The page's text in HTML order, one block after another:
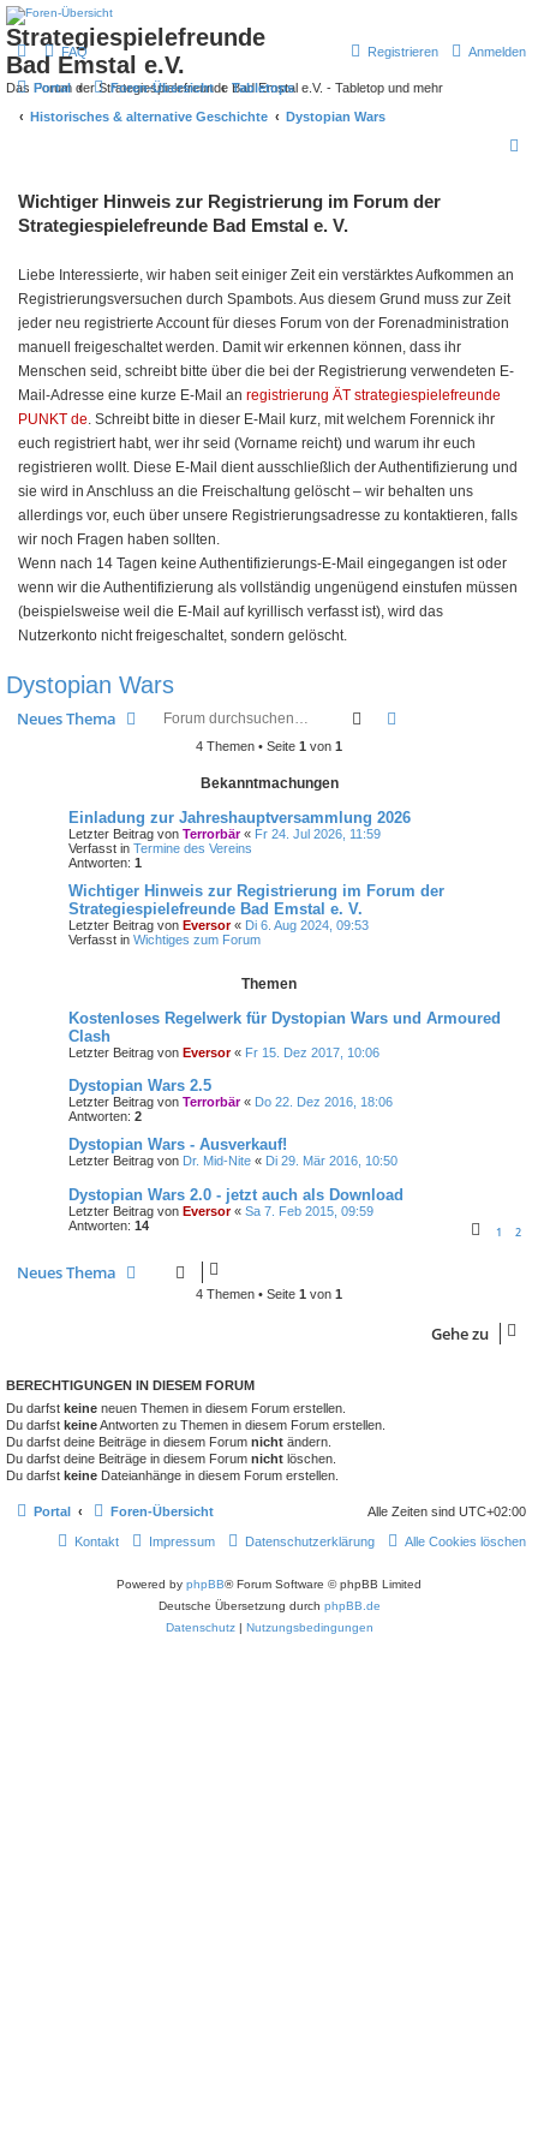
Strategiespielefreunde
Bad Emstal e.V.
Das Forum der Strategiespielefreunde Bad Emstal e.V. - Tabletop und mehr
FAQ Anmelden
Registrieren
Portal Foren-Übersicht
Tabletops
Historisches & alternative Geschichte
Dystopian Wars
Wichtiger Hinweis zur Registrierung im Forum der
Strategiespielefreunde Bad Emstal e. V.
Liebe Interessierte, wir haben seit einiger Zeit ein verstärktes Aufkommen an
Registrierungsversuchen durch Spambots. Aus diesem Grund muss zur Zeit
jeder neu registrierte Account für dieses Forum von der Forenadministration
manuell freigeschaltet werden. Damit wir erkennen können, dass ihr
Menschen seid, schreibt bitte über die bei der Registrierung verwendeten E-
Mail-Adresse eine kurze E-Mail an registrierung ÄT strategiespielefreunde
PUNKT de. Schreibt bitte in dieser E-Mail kurz, mit welchem Forennick ihr
euch registriert habt, wer ihr seid (Vorname reicht) und warum ihr euch
registrieren wollt. Diese E-Mail dient ausschließlich der Authentifizierung und
sie wird in Anschluss an die Freischaltung gelöscht – wir behalten uns
allerdings vor, euch über unsere Registrierungsadresse zu kontaktieren, falls
wir noch Fragen haben sollten.
Wenn nach 14 Tagen keine Authentifizierungs-E-Mail eingegangen ist oder
wenn wir die Authentifizierung als vollständig ungenügend einstufen müssen
(beispielsweise weil die E-Mail auf kyrillisch verfasst ist), wird das
Nutzerkonto nicht freigeschaltet, sondern gelöscht.
Dystopian Wars
Neues Thema Suche
4 Themen • Seite 1 von 1
Bekanntmachungen
Einladung zur Jahreshauptversammlung 2026
Letzter Beitrag von Terrorbär« Fr 24. Jul 2026, 11:59
Verfasst in Termine des Vereins
Antworten: 1
Wichtiger Hinweis zur Registrierung im Forum der
Strategiespielefreunde Bad Emstal e. V.
Letzter Beitrag von Eversor« Di 6. Aug 2024, 09:53
Verfasst in Wichtiges zum Forum
Themen
Kostenloses Regelwerk für Dystopian Wars und Armoured
Clash
Letzter Beitrag von Eversor« Fr 15. Dez 2017, 10:06
Dystopian Wars 2.5
Letzter Beitrag von Terrorbär« Do 22. Dez 2016, 18:06
Antworten: 2
Dystopian Wars - Ausverkauf!
Letzter Beitrag von Dr. Mid-Nite « Di 29. Mär 2016, 10:50
Dystopian Wars 2.0 - jetzt auch als Download
Letzter Beitrag von Eversor« Sa 7. Feb 2015, 09:59
Antworten: 14 1 2
Neues Thema
4 Themen • Seite 1 von 1
Gehe zu
BERECHTIGUNGEN IN DIESEM FORUM
Du darfst keine neuen Themen in diesem Forum erstellen.
Du darfst keineAntworten zu Themen in diesem Forum erstellen.
Du darfst deine Beiträge in diesem Forum nicht ändern.
Du darfst deine Beiträge in diesem Forum nicht löschen.
Du darfst keine Dateianhänge in diesem Forum erstellen.
Portal Foren-Übersicht Alle Zeiten sind UTC+02:00
Alle Cookies löschen
Datenschutzerklärung
Impressum
Kontakt
Powered by phpBB® Forum Software © phpBB Limited
Deutsche Übersetzung durch phpBB.de
Datenschutz| Nutzungsbedingungen